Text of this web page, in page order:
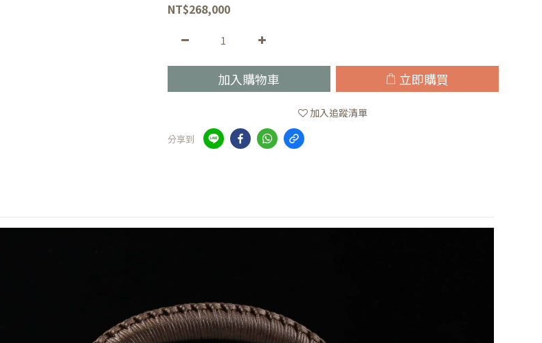
NT$268,000
加入購物車 立即購買
加入追蹤清單
分享到